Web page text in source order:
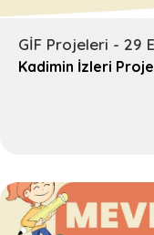
GİF
Kadimin İzleri